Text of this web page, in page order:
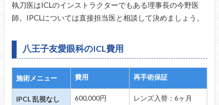
執刀医はICLのインストラクターでもある理事長の今野医
師。IPCLについては直接担当医と相談して決めましょう。
八王子友愛眼科のICL費用
施術メニュー 費用 再手術保証
IPCL 乱視なし 600,000円 レンズ入替：6ヶ月